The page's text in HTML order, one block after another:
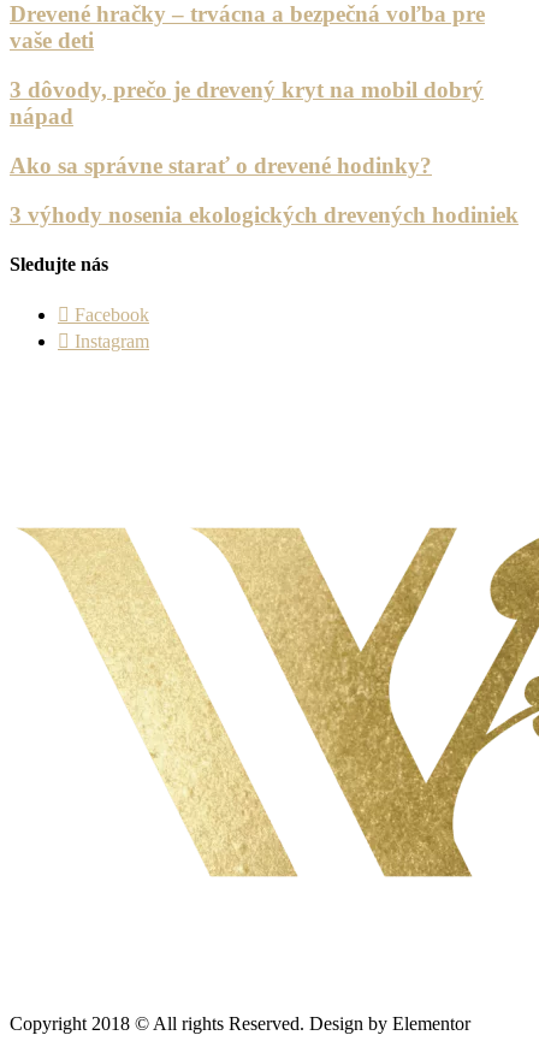
Drevené hračky – trvácna a bezpečná voľba pre
vaše deti
3 dôvody, prečo je drevený kryt na mobil dobrý
nápad
Ako sa správne starať o drevené hodinky?
3 výhody nosenia ekologických drevených hodiniek
Sledujte nás
Facebook
Instagram
Copyright 2018 © All rights Reserved. Design by Elementor